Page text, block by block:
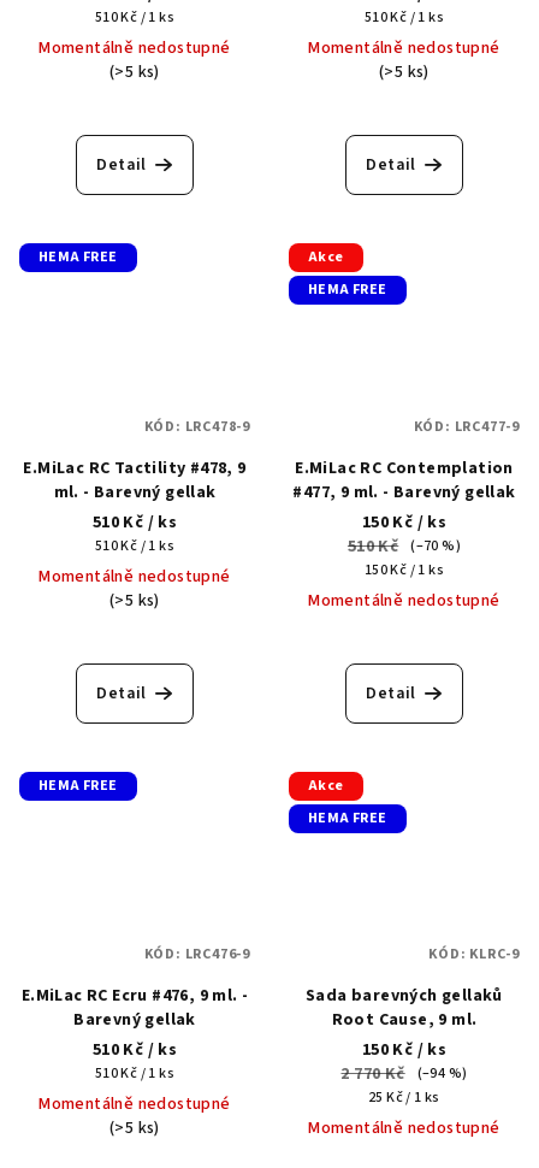
Měrná
cena:
510 Kč / 1 ks
Momentálně nedostupné
(>5 ks)
Detail
Měrná
cena:
510 Kč / 1 ks
Momentálně nedostupné
(>5 ks)
Detail
HEMA FREE
E.MiLac RC Tactility #478, 9
ml. - Barevný gellak
510 Kč / ks
Měrná
cena:
510 Kč / 1 ks
Momentálně nedostupné
(>5 ks)
Detail
KÓD: LRC478-9
Akce
HEMA FREE
E.MiLac RC Сontemplation
#477, 9 ml. - Barevný gellak
150 Kč / ks
510 Kč (–70 %)
Měrná
cena:
150 Kč / 1 ks
Momentálně nedostupné
Detail
KÓD: LRC477-9
HEMA FREE
E.MiLac RC Ecru #476, 9 ml. -
Barevný gellak
510 Kč / ks
Měrná
cena:
510 Kč / 1 ks
Momentálně nedostupné
(>5 ks)
KÓD: LRC476-9
Akce
HEMA FREE
Sada barevných gellaků
Root Cause, 9 ml.
150 Kč / ks
2 770 Kč
(–94 %)
Měrná
cena:
25 Kč / 1 ks
Momentálně nedostupné
KÓD: KLRC-9